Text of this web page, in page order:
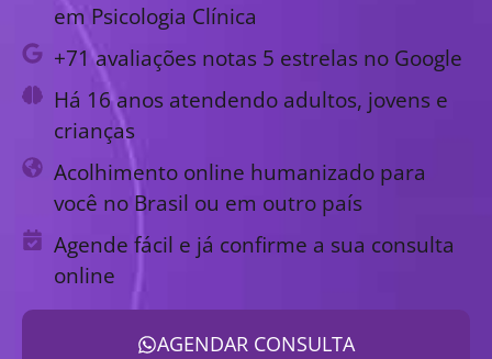
em Psicologia Clínica
+71 avaliações notas 5 estrelas no Google
Há 16 anos atendendo adultos, jovens e
crianças
Acolhimento online humanizado para
você no Brasil ou em outro país
Agende fácil e já confirme a sua consulta
online
AGENDAR CONSULTA